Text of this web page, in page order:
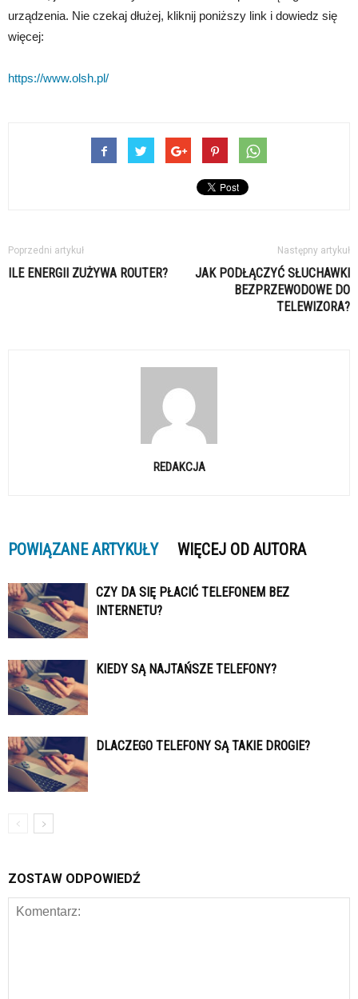
urządzenia. Nie czekaj dłużej, kliknij poniższy link i dowiedz się
więcej:
https://www.olsh.pl/
Poprzedni artykuł
ILE ENERGII ZUŻYWA ROUTER?
Następny artykuł
JAK PODŁĄCZYĆ SŁUCHAWKI
BEZPRZEWODOWE DO
TELEWIZORA?
REDAKCJA
POWIĄZANE ARTYKUŁY WIĘCEJ OD AUTORA
CZY DA SIĘ PŁACIĆ TELEFONEM BEZ
INTERNETU?
KIEDY SĄ NAJTAŃSZE TELEFONY?
DLACZEGO TELEFONY SĄ TAKIE DROGIE?
ZOSTAW ODPOWIEDŹ